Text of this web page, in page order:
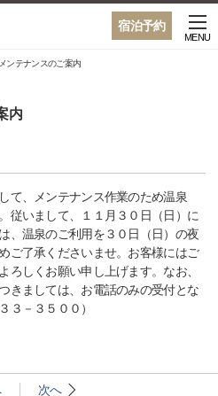
宿泊予約
MENU
ンテナンスのご案内
内
て、メンテナンス作業のため温泉
従いまして、１１月３０日（日）に
、温泉のご利用を３０日（日）の夜
ご了承くださいませ。お客様にはご
ろしくお願い申し上げます。なお、
きましては、お電話のみの受付とな
３－３５００）
次へ